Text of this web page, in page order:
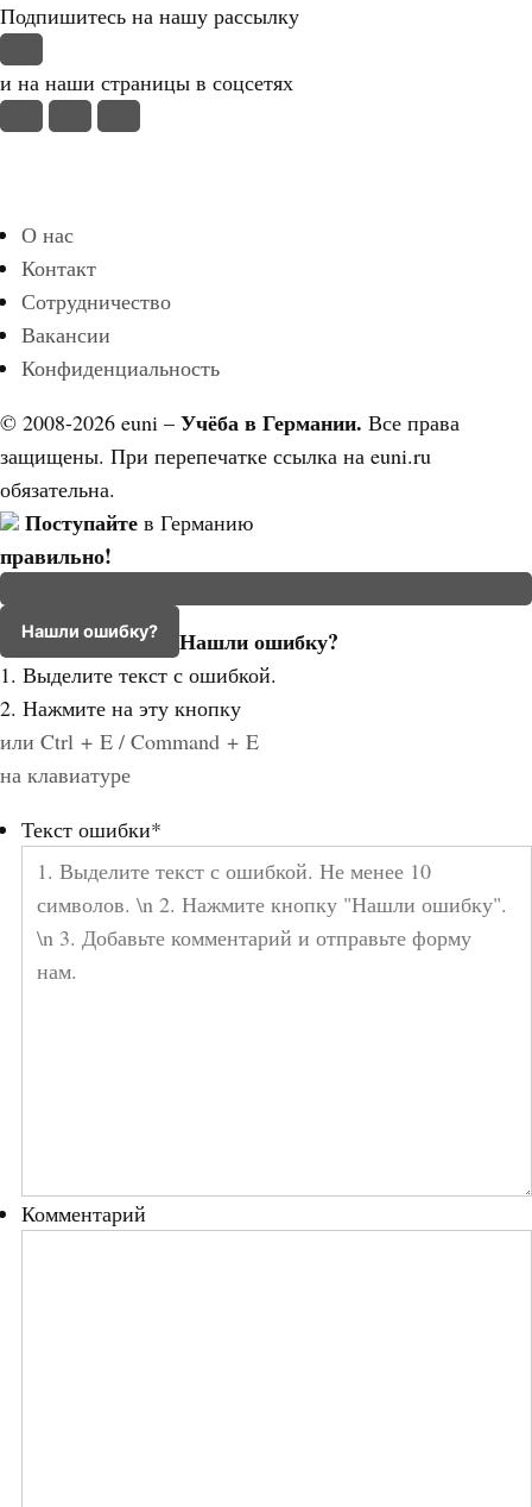
Подпишитесь на нашу рассылку
и на наши страницы в соцсетях
О нас
Контакт
Сотрудничество
Вакансии
Конфиденциальность
© 2008-2026 euni – Учёба в Германии. Все права
защищены. При перепечатке ссылка на euni.ru
обязательна.
Поступайте в Германию
правильно!
Нашли ошибку? Нашли ошибку?
1. Выделите текст с ошибкой.
2. Нажмите на эту кнопку
или Ctrl + E / Command + E
на клавиатуре
Текст ошибки*
Комментарий